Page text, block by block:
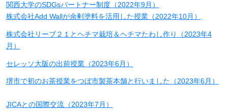
関西大学のSDGsパートナー制度（2022年9月）
株式会社Add Wallが余剰塗料を活用した授業（2022年10月）
株式会社リーブ２１とヘチマ栽培＆ヘチマたわし作り（2023年4
月）
セレッソ大阪の出前授業（2023年6月）
堺市で初のお茶授業をつぼ市製茶本舗と行いました（2023年6月）
JICAとの国際交流（2023年7月）